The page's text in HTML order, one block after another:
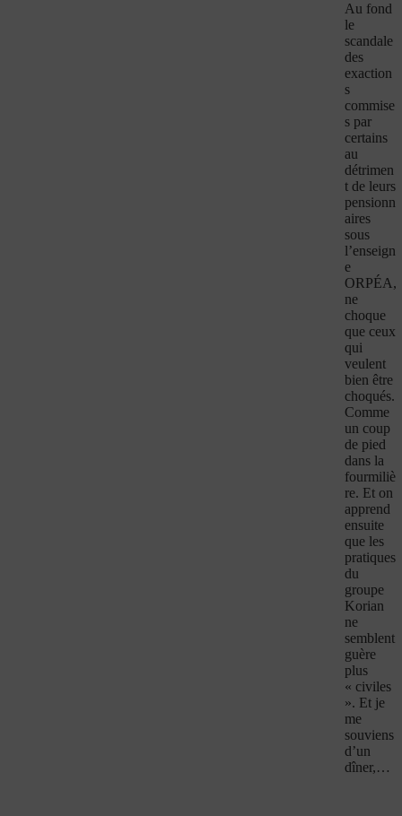
Au fond
le
scandale
des
exaction
s
commise
s par
certains
au
détrimen
t de leurs
pensionn
aires
sous
l’enseign
e
ORPÉA,
ne
choque
que ceux
qui
veulent
bien être
choqués.
Comme
un coup
de pied
dans la
fourmiliè
re. Et on
apprend
ensuite
que les
pratiques
du
groupe
Korian
ne
semblent
guère
plus
« civiles
». Et je
me
souviens
d’un
dîner,…